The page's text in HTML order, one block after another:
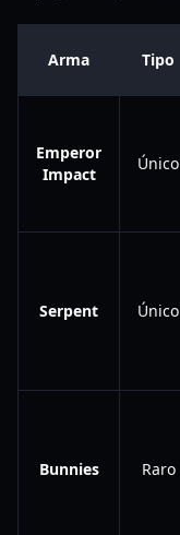
Arma Tipo
Emperor
Impact
Único
Serpent Único
Bunnies Raro